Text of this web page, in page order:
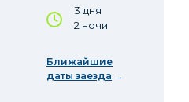
3 дня
2 ночи
Ближайшие
даты заезда